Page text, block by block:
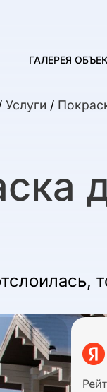
ГАЛЕРЕЯ
Услуги /